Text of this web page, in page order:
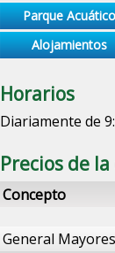
Parque Acuático
Alojamientos
Horarios
Diariamente de
Precios de
Concepto
General Mayores